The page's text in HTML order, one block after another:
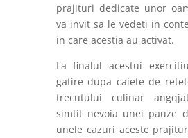
prajituri dedicate unor
va invit sa le vedeti in
in care acestia au activat.
La finalul acestui
gatire dupa caiete de
trecutului culinar
simtit nevoia unei pauze
unele cazuri aceste